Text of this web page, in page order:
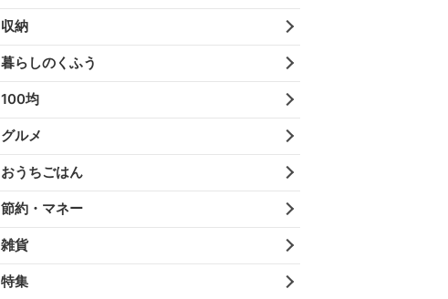
収納
暮らしのくふう
100均
グルメ
おうちごはん
節約・マネー
雑貨
特集